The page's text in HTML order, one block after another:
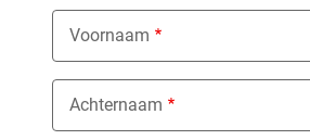
Voornaam
Achternaam